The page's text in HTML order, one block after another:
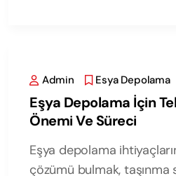
Admin Esya Depolama
Eşya Depolama İçin
Önemi Ve Süreci
Eşya depolama
çözümü bulmak, taşınma